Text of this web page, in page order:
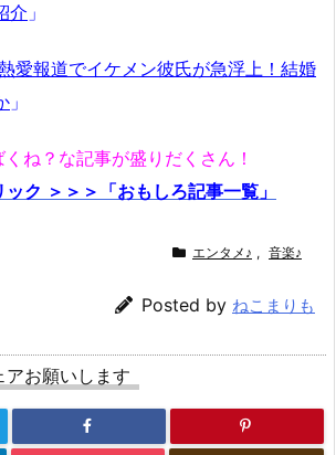
介 」
愛報道でイケメン彼氏が急浮上！結婚
」
ね？な記事が盛りだくさん！
ク ＞＞＞「おもしろ記事一覧」
エンタメ♪ , 音楽♪
Posted by ねこまりも
アお願いします